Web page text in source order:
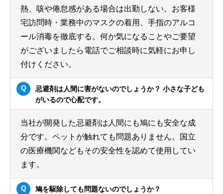
熱、咳や倦怠感がある場合は出勤しない。お客様
宅訪問時・業務中のマスクの着用、手指のアルコ
ール消毒を徹底する。何か気になることやご要望
がございましたら電話でご相談時に気軽にお申し
付けください。
忌避剤は人間に害がないのでしょうか？ 小さな子ども
がいるので心配です。
当社が開発した忌避剤は人間にも鳩にも安全な成
分です。ペットが触れても問題ありません。国立
の医療機関などもその安全性を認めて使用してい
ます。
鳩を駆除しても問題ないのでしょうか？